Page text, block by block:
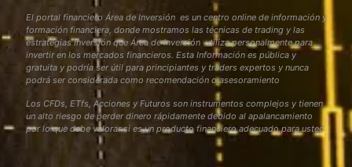
El portal financiero Área de Inversión es un centro online de información y
formación financiera, donde mostramos las técnicas de trading y las
estrategias inversión que Área de Inversión utiliza personalmente para
invertir en los mercados financieros. Esta Información es pública y
gratuita y podría ser útil para principiantes y traders expertos y nunca
podrá ser considerada como recomendación o asesoramiento
Los CFDs, ETfs, Acciones y Futuros son instrumentos complejos y tienen
un alto riesgo de perder dinero rápidamente debido al apalancamiento
por lo que debe valorar si es un producto financiero adecuado para usted